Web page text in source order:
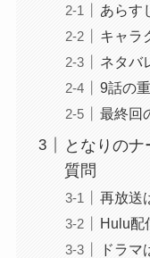
あらす
キャラ
ネタバ
9話の
最終回
となりの
質問
再放送
Hulu配
ドラマ